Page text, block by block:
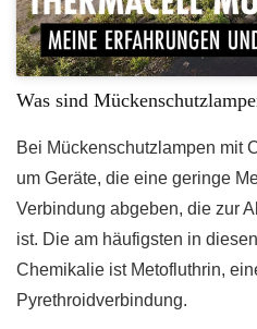
Was sind
Bei Mückenschutzlampen mit
um Geräte, die eine geringe
Verbindung abgeben, die zur
ist. Die am häufigsten in
Chemikalie ist Metofluthrin,
Pyrethroidverbindung.